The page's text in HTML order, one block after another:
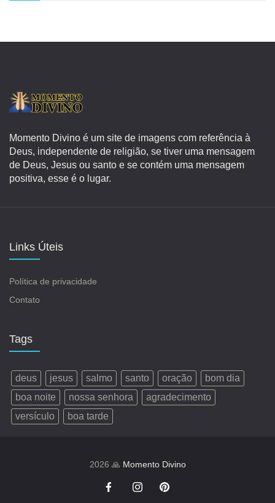
Momento Divino é um site de imagens com referência à
Deus, independente de religião, se tiver uma mensagem
de Deus, Jesus ou santo e se contém uma mensagem
positiva, esse é o lugar.
Links Úteis
Política de privacidade
Contato
Tags
deus jesus salmo santo oração
bom dia
boa noite
nossa senhora
agradecimento
versículo
boa tarde
2026 🙏 Momento Divino